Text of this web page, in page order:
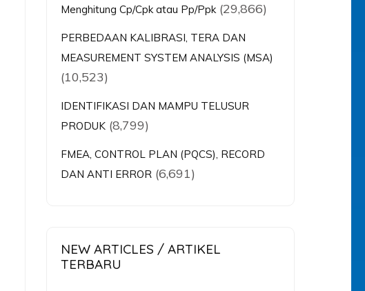
Menghitung Cp/Cpk atau Pp/Ppk (29,866)
PERBEDAAN KALIBRASI, TERA DAN
MEASUREMENT SYSTEM ANALYSIS (MSA)
(10,523)
IDENTIFIKASI DAN MAMPU TELUSUR
PRODUK (8,799)
FMEA, CONTROL PLAN (PQCS), RECORD
DAN ANTI ERROR (6,691)
NEW ARTICLES / ARTIKEL
TERBARU